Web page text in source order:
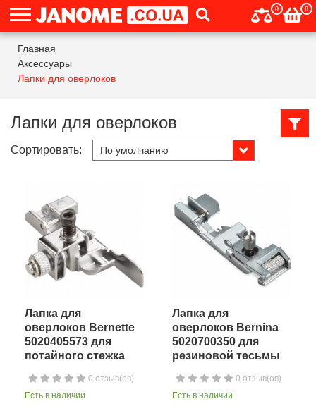
0 0
Главная
Аксессуары
Лапки для оверлоков
Лапки для оверлоков
Сортировать:
Лапка для
оверлоков Bernette
5020405573 для
потайного стежка
0 отзыв(ов)
Есть в наличии
Лапка для
оверлоков Bernina
5020700350 для
резиновой тесьмы
0 отзыв(ов)
Есть в наличии